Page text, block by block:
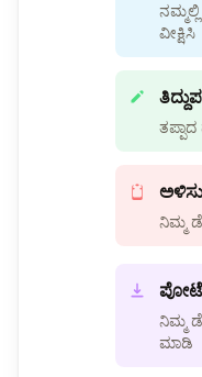
ವೀಕ್ಷಿಸಿ
ನಿಮ್ಮ
ನಿಮ್ಮ
ಮಾಡಿ